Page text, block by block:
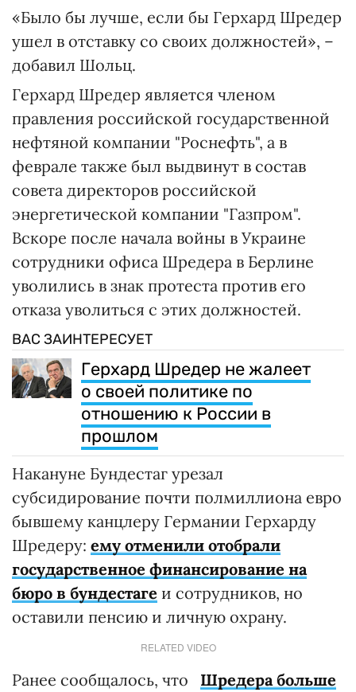
«Было бы лучше, если бы Герхард Шредер
ушел в отставку со своих должностей», –
добавил Шольц.
Герхард Шредер является членом
правления российской государственной
нефтяной компании "Роснефть", а в
феврале также был выдвинут в состав
совета директоров российской
энергетической компании "Газпром".
Вскоре после начала войны в Украине
сотрудники офиса Шредера в Берлине
уволились в знак протеста против его
отказа уволиться с этих должностей.
ВАС ЗАИНТЕРЕСУЕТ
Герхард Шредер не жалеет
о своей политике по
отношению к России в
прошлом
Накануне Бундестаг урезал
субсидирование почти полмиллиона евро
бывшему канцлеру Германии Герхарду
Шредеру: ему отменили отобрали
государственное финансирование на
бюро в бундестаге и сотрудников, но
оставили пенсию и личную охрану.
RELATED VIDEO
Ранее сообщалось, что Шредера больше